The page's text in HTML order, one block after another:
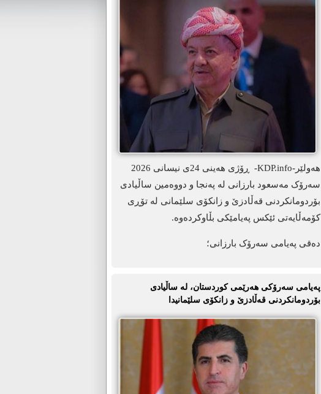
ھەولێر-KDP.info- ڕۆژی هەینی 24ی نیسانی 2026
سەرۆک مەسعود بارزانی لە پەنجا و دووەمین ساڵیادی
بۆردومانکردنی قەڵادزێ و زانکۆی سلێمانی لە تۆڕی
کۆمەڵایەتی ئێکس پەیامێکی بڵاوکردەوە.
دەقی پەیامی سەرۆک بارزانی؛
پەیامی سەرۆکی ھەرێمی کوردستان، لە ساڵیادی
بۆردومانکردنی قەڵادزێ و زانکۆی سلێمانیدا